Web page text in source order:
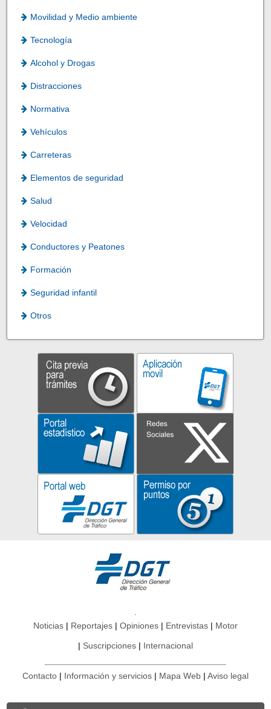
Movilidad y Medio ambiente
Tecnología
Alcohol y Drogas
Distracciones
Normativa
Vehículos
Carreteras
Elementos de seguridad
Salud
Velocidad
Conductores y Peatones
Formación
Seguridad infantil
Otros
Noticias Reportajes Opiniones Entrevistas Motor
Suscripciones Internacional
Contacto Información y servicios Mapa Web Aviso legal